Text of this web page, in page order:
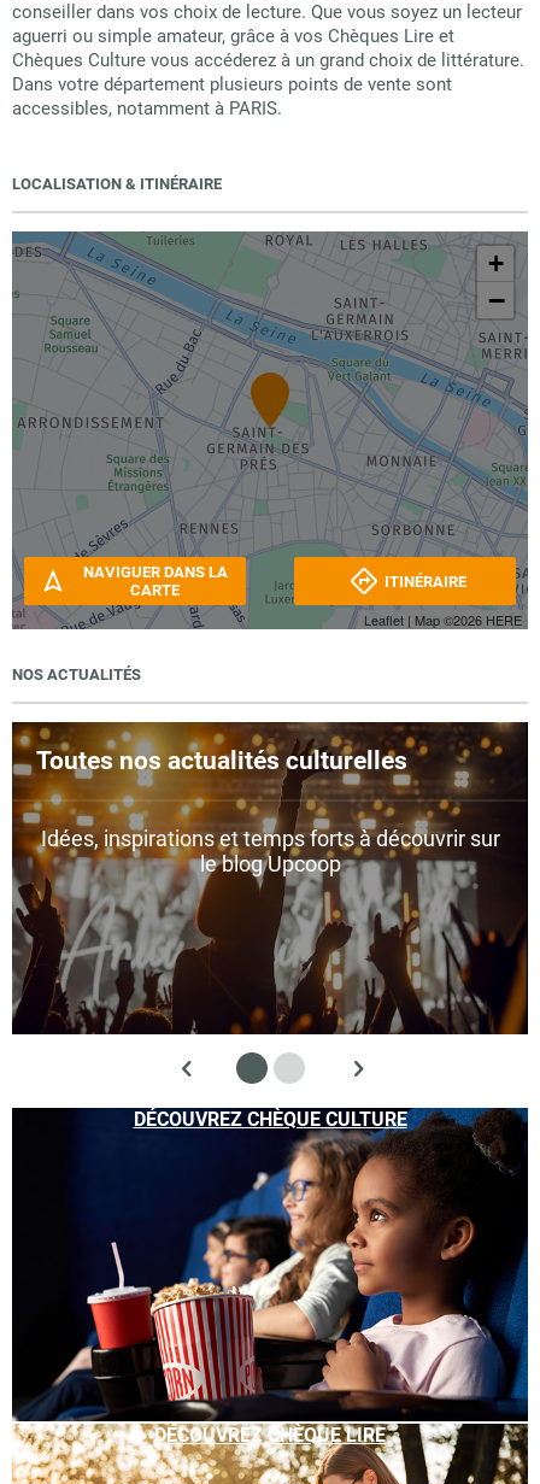
conseiller dans vos choix de lecture. Que vous soyez un lecteur
aguerri ou simple amateur, grâce à vos Chèques Lire et
Chèques Culture vous accéderez à un grand choix de littérature.
Dans votre département plusieurs points de vente sont
accessibles, notamment à PARIS.
LOCALISATION & ITINÉRAIRE
+
−
Leaflet | Map ©2026 HERE
NAVIGUER DANS LA
CARTE
ITINÉRAIRE
NOS ACTUALITÉS
Toutes nos actualités culturelles
Idées, inspirations et temps forts à découvrir sur
le blog Upcoop
DÉCOUVREZ CHÈQUE CULTURE
DÉCOUVREZ CHÈQUE LIRE